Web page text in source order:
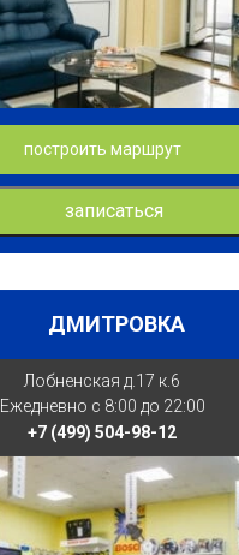
построить маршрут
записаться
ДМИТРОВКА
Лобненская д.17 к.6
Ежедневно с 8:00 до 22:00
+7 (499) 504-98-12